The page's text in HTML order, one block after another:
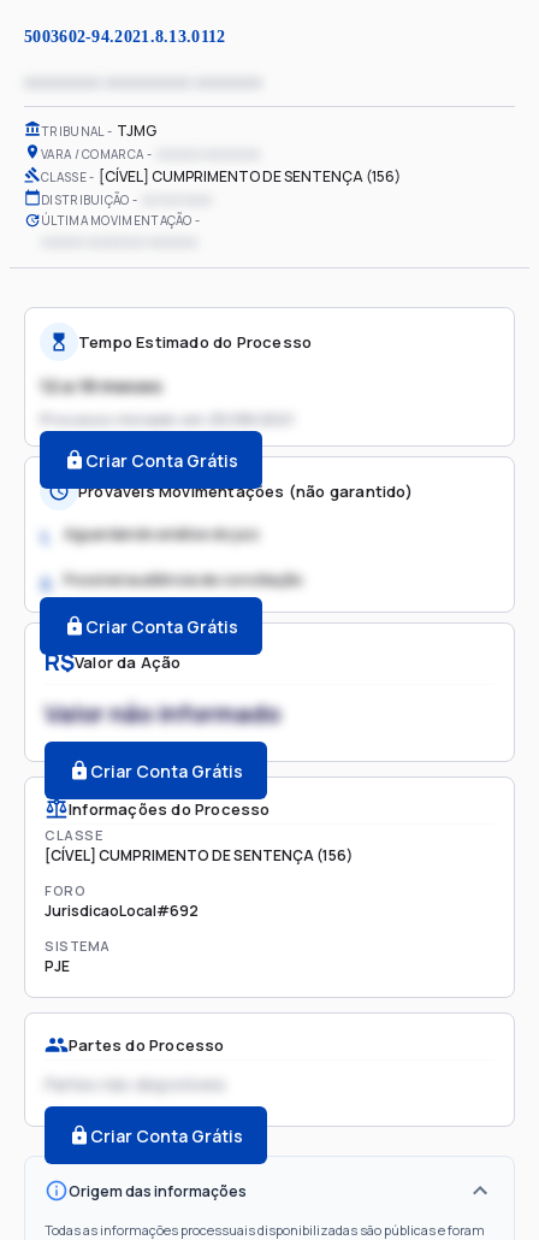
5003602-94.2021.8.13.0112
TRIBUNAL TJMG
VARA / COMARCA
CLASSE [CÍVEL] CUMPRIMENTO DE SENTENÇA (156)
DISTRIBUIÇÃO
ÚLTIMA MOVIMENTAÇÃO
R$Valor da Ação
Valor não informado
Criar Conta Grátis
Informações do Processo
CLASSE
[CÍVEL] CUMPRIMENTO DE SENTENÇA (156)
FORO
JurisdicaoLocal#692
SISTEMA
PJE
Partes do Processo
Partes não disponíveis
Criar Conta Grátis
Origem das informações
Todas as informações processuais disponibilizadas são públicas e foram
Tempo Estimado do Processo
12 a 18 meses
Processo iniciado em
Criar Conta Grátis
Prováveis Movimentações (não garantido)
1. Aguardando análise do juiz
2. Possível audiência de conciliação
Criar Conta Grátis